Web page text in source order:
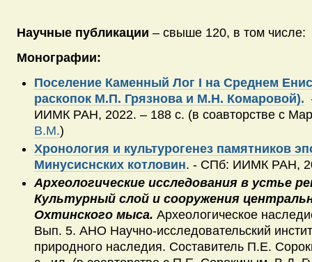
Научные публикации – свыше 120, в том числе:
Монографии:
Поселение Каменный Лог I на Среднем
раскопок М.П. Грязнова и М.Н. Комаровой).
ИИМК РАН, 2022. – 188 с. (в соавторстве с
В.М.)
Хронология и культурогенез памятников
Минусиснских котловин. - СПб: ИИМК РАН,
Археологические исследования в устье
Культурный слой и сооружения
Охтинского мыса. Археологическое
Вып. 5. АНО Научно-исследовательский
природного наследия. Составитель П.Е.